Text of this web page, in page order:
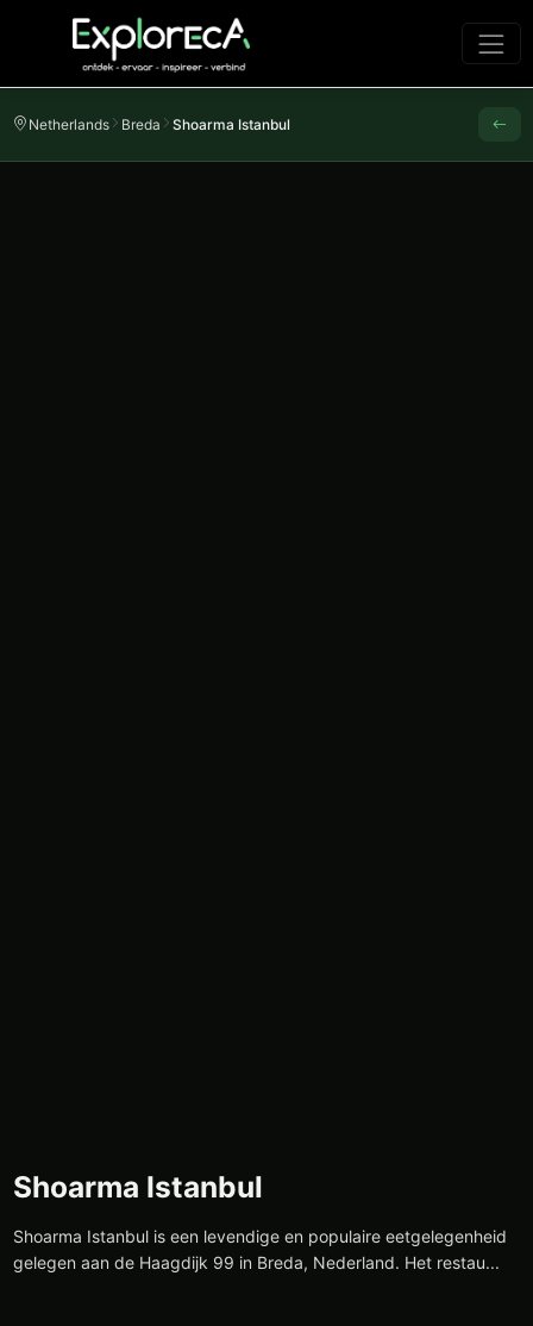
Netherlands Breda Shoarma Istanbul
Shoarma Istanbul
Shoarma Istanbul is een levendige en populaire eetgelegenheid
gelegen aan de Haagdijk 99 in Breda, Nederland. Het restau...